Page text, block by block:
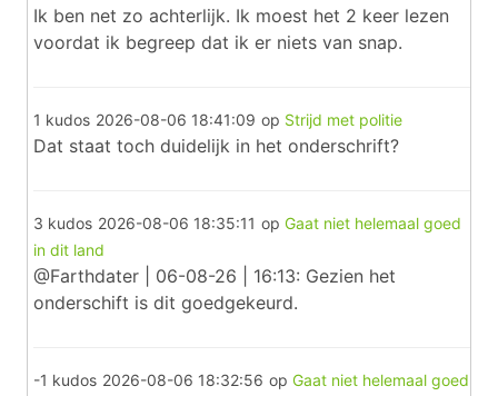
Ik ben net zo achterlijk. Ik moest het 2 keer lezen
voordat ik begreep dat ik er niets van snap.
1 kudos 2026-08-06 18:41:09 op Strijd met politie
Dat staat toch duidelijk in het onderschrift?
3 kudos 2026-08-06 18:35:11 op Gaat niet helemaal goed
in dit land
@Farthdater | 06-08-26 | 16:13: Gezien het
onderschift is dit goedgekeurd.
-1 kudos 2026-08-06 18:32:56 op Gaat niet helemaal goed